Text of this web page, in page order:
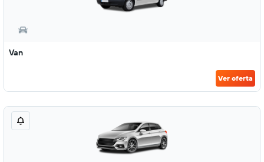
Van
Ver oferta